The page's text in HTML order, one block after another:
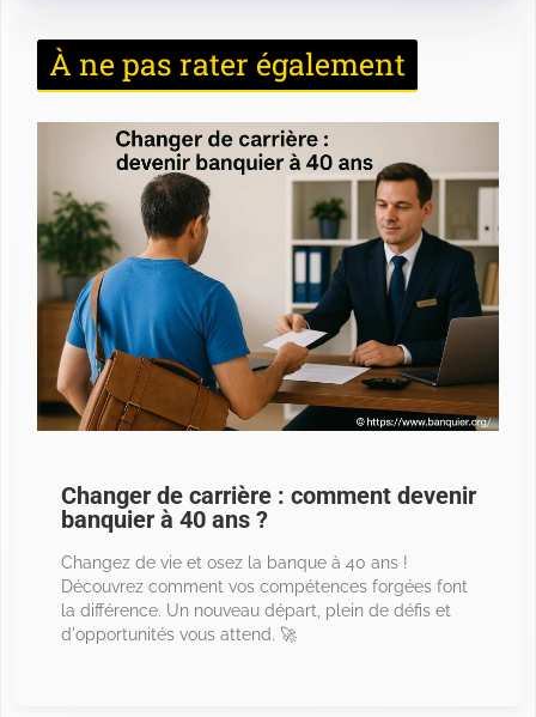
À ne pas rater également
Changer de carrière : comment devenir
banquier à 40 ans ?
Changez de vie et osez la banque à 40 ans !
Découvrez comment vos compétences forgées font
la différence. Un nouveau départ, plein de défis et
d'opportunités vous attend. 🚀